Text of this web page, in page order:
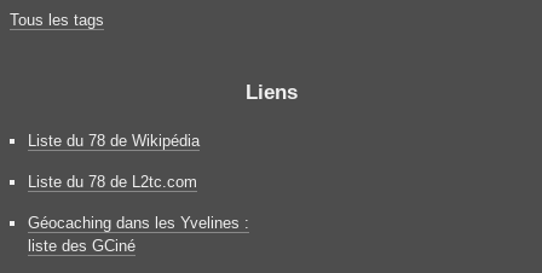
Tous les tags
Liens
Liste du 78 de Wikipédia
Liste du 78 de L2tc.com
Géocaching dans les Yvelines :
liste des GCiné